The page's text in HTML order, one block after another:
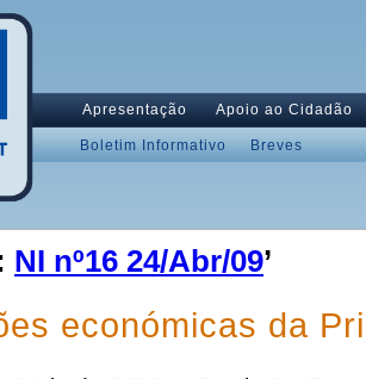
Apresentação Apoio ao Cidadão
Boletim Informativo Breves
NI nº16 24/Abr/09’
económicas da